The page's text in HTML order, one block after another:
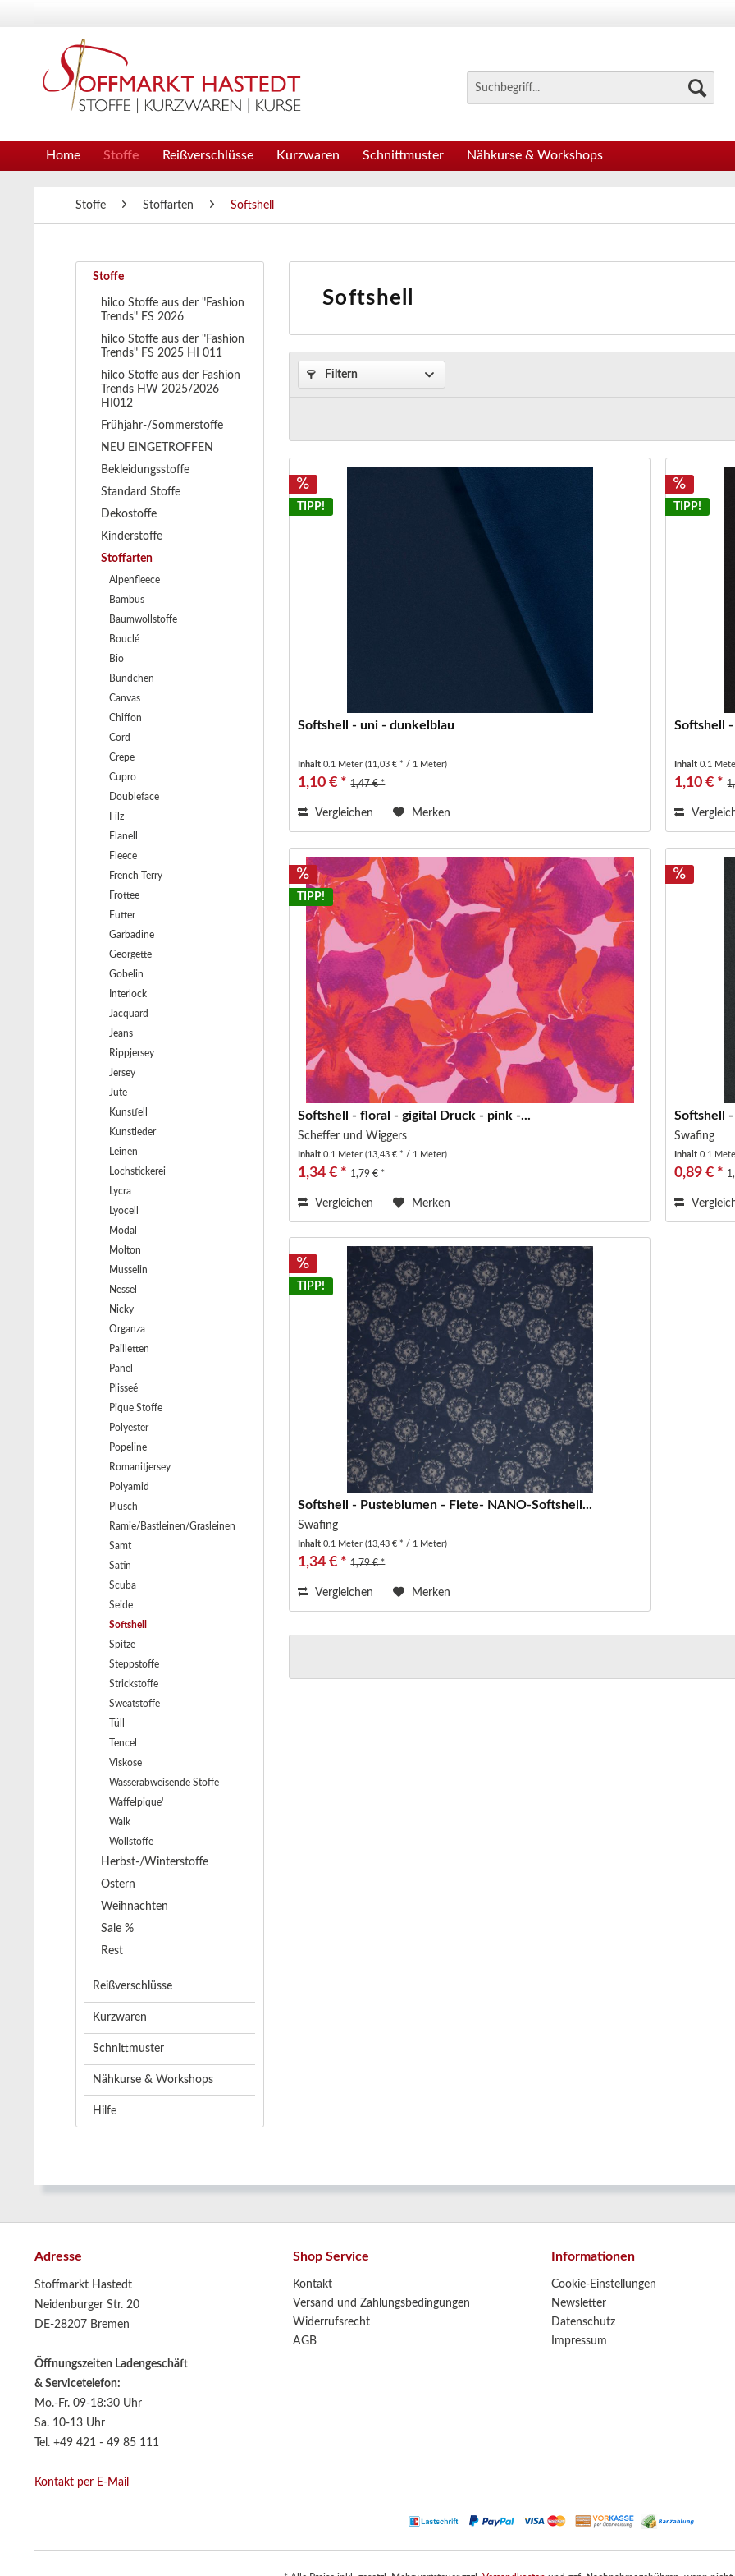
Home Stoffe Reißverschlüsse Kurzwaren Schnittmuster Nähkurse & Workshops
Stoffe Stoffarten Softshell
Stoffe
hilco Stoffe aus der "Fashion
Trends" FS 2026
hilco Stoffe aus der "Fashion
Trends" FS 2025 HI 011
hilco Stoffe aus der Fashion
Trends HW 2025/2026
HI012
Frühjahr-/Sommerstoffe
NEU EINGETROFFEN
Bekleidungsstoffe
Standard Stoffe
Dekostoffe
Kinderstoffe
Stoffarten
Alpenfleece
Bambus
Baumwollstoffe
Bouclé
Bio
Bündchen
Canvas
Chiffon
Cord
Crepe
Cupro
Doubleface
Filz
Flanell
Fleece
French Terry
Frottee
Futter
Garbadine
Georgette
Gobelin
Interlock
Jacquard
Jeans
Rippjersey
Jersey
Jute
Kunstfell
Kunstleder
Leinen
Lochstickerei
Lycra
Lyocell
Modal
Molton
Musselin
Nessel
Nicky
Organza
Pailletten
Panel
Plisseé
Pique Stoffe
Polyester
Popeline
Romanitjersey
Polyamid
Plüsch
Ramie/Bastleinen/Grasleinen
Samt
Satin
Scuba
Seide
Softshell
Spitze
Steppstoffe
Strickstoffe
Sweatstoffe
Tüll
Tencel
Viskose
Wasserabweisende Stoffe
Waffelpique'
Walk
Wollstoffe
Herbst-/Winterstoffe
Ostern
Weihnachten
Sale %
Rest
Reißverschlüsse
Kurzwaren
Schnittmuster
Nähkurse & Workshops
Hilfe
Softshell
Filtern
TIPP!
Softshell - uni - dunkelblau
Inhalt0.1 Meter(11,03 € * / 1 Meter)
1,10 € * 1,47 € *
Vergleichen Merken
TIPP!
Softshell
Inhalt0.1
1,10 € *
TIPP!
Softshell - floral - gigital Druck - pink -...
Scheffer und Wiggers
Inhalt0.1 Meter(13,43 € * / 1 Meter)
1,34 € * 1,79 € *
Vergleichen Merken
Softshell
Swafing
Inhalt0.1
0,89 € *
TIPP!
Softshell - Pusteblumen - Fiete- NANO-Softshell...
Swafing
Inhalt0.1 Meter(13,43 € * / 1 Meter)
1,34 € * 1,79 € *
Vergleichen Merken
Adresse
Stoffmarkt Hastedt
Neidenburger Str. 20
DE-28207 Bremen
Öffnungszeiten Ladengeschäft
& Servicetelefon:
Mo.-Fr. 09-18:30 Uhr
Sa. 10-13 Uhr
Tel. +49 421 - 49 85 111
Kontakt per E-Mail
Shop Service
Kontakt
Versand und Zahlungsbedingungen
Widerrufsrecht
AGB
Informationen
Cookie-Einstellungen
Newsletter
Datenschutz
Impressum